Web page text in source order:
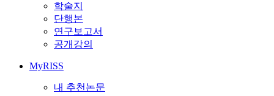
학술지
단행본
연구보고서
공개강의
MyRISS
내 추천논문